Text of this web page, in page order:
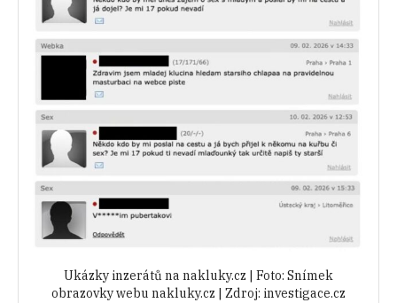
Ukázky inzerátů na nakluky.cz | Foto: Snímek
obrazovky webu nakluky.cz | Zdroj: investigace.cz